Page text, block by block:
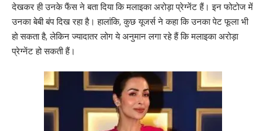
देखकर ही उनके फैंस ने बता दिया कि मलाइका अरोड़ा प्रेग्नेंट हैं। इन फोटोज में
उनका बेबी बंप दिख रहा है। हालांकि, कुछ यूजर्स ने कहा कि उनका पेट फूला भी
हो सकता है, लेकिन ज्यादातर लोग ये अनुमान लगा रहे हैं कि मलाइका अरोड़ा
प्रेग्नेंट हो सकती हैं।